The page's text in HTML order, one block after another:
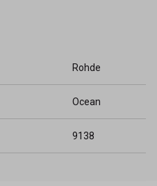
Rohde
Ocean
9138